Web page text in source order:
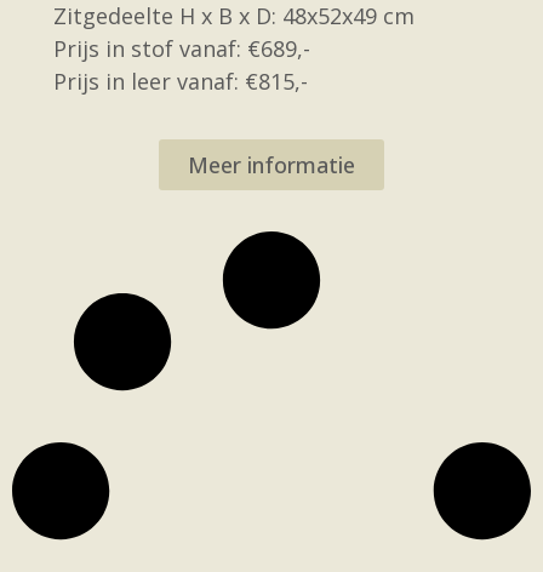
Zitgedeelte H x B x D: 48x52x49 cm
Prijs in stof vanaf: €689,-
Prijs in leer vanaf: €815,-
Meer informatie